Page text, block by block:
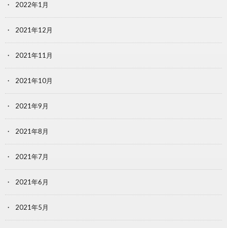
2022年1月
2021年12月
2021年11月
2021年10月
2021年9月
2021年8月
2021年7月
2021年6月
2021年5月